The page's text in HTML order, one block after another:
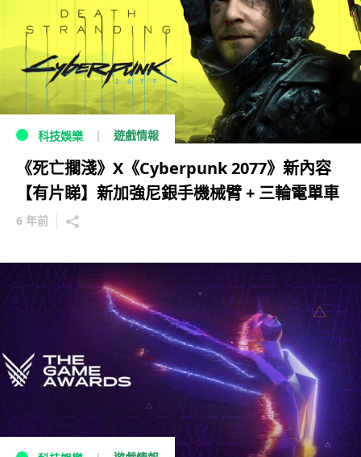
科技娛樂 遊戲情報
《死亡擱淺》X《Cyberpunk 2077》新內容
【有片睇】新加強尼銀手機械臂 + 三輪電單車
6 年前